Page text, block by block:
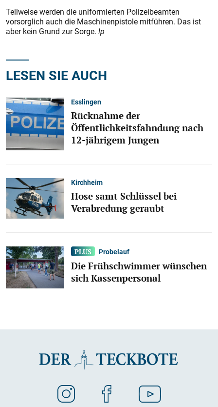
Teilweise werden die uniformierten Polizeibeamten
vorsorglich auch die Maschinenpistole mitführen. Das ist
aber kein Grund zur Sorge. lp
LESEN SIE AUCH
Esslingen
Rücknahme der
Öffentlichkeitsfahndung nach
12-jährigem Jungen
Kirchheim
Hose samt Schlüssel bei
Verabredung geraubt
Probelauf
Die Frühschwimmer wünschen
sich Kassenpersonal